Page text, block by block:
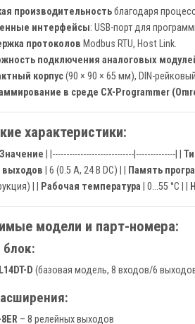
производительностьблагодаря
интерфейсы: USB-порт для
протоколов Modbus RTU, Host Link.
подключения аналоговых
корпус(90 × 90 × 65 мм), DIN-
в среде CX-Programmer
характеристики:
Значение | |-----------------------------|--------------| |
выходов | 6 (0.5 А, 24 В DC) | | Память
| |
Рабочая температура | 0…55 °C | |
модели и парт-номера:
блок:
D (базовая модель, 8 входов/6
– 8 релейных выходов